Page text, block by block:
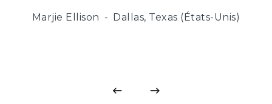
Marjie Ellison Dallas, Texas (États-Unis)